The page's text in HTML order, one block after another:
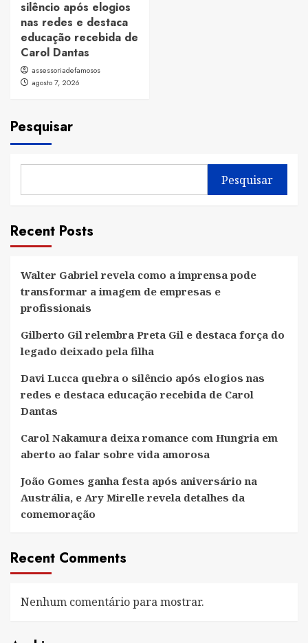
silêncio após elogios
nas redes e destaca
educação recebida de
Carol Dantas
assessoriadefamosos
agosto 7, 2026
Pesquisar
Pesquisar
Recent Posts
Walter Gabriel revela como a imprensa pode
transformar a imagem de empresas e
profissionais
Gilberto Gil relembra Preta Gil e destaca força do
legado deixado pela filha
Davi Lucca quebra o silêncio após elogios nas
redes e destaca educação recebida de Carol
Dantas
Carol Nakamura deixa romance com Hungria em
aberto ao falar sobre vida amorosa
João Gomes ganha festa após aniversário na
Austrália, e Ary Mirelle revela detalhes da
comemoração
Recent Comments
Nenhum comentário para mostrar.